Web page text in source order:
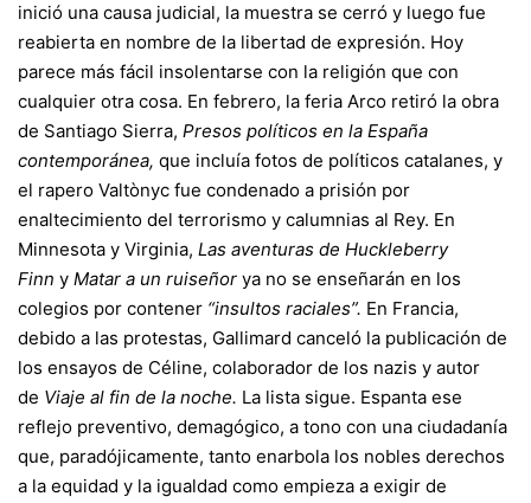
inició una causa judicial, la muestra se cerró y luego fue
reabierta en nombre de la libertad de expresión. Hoy
parece más fácil insolentarse con la religión que con
cualquier otra cosa. En febrero, la feria Arco retiró la obra
de Santiago Sierra, Presos políticos en la España
contemporánea, que incluía fotos de políticos catalanes, y
el rapero Valtònyc fue condenado a prisión por
enaltecimiento del terrorismo y calumnias al Rey. En
Minnesota y Virginia, Las aventuras de Huckleberry
Finn y Matar a un ruiseñor ya no se enseñarán en los
colegios por contener “insultos raciales”. En Francia,
debido a las protestas, Gallimard canceló la publicación de
los ensayos de Céline, colaborador de los nazis y autor
de Viaje al fin de la noche. La lista sigue. Espanta ese
reflejo preventivo, demagógico, a tono con una ciudadanía
que, paradójicamente, tanto enarbola los nobles derechos
a la equidad y la igualdad como empieza a exigir de